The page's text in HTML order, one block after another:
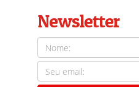
Newsletter